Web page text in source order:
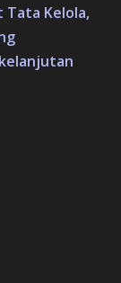
Tata Kelola,